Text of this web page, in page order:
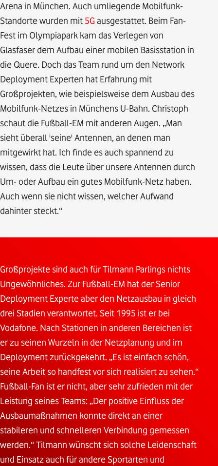
Arena in München. Auch umliegende Mobilfunk-
Standorte wurden mit 5G ausgestattet. Beim Fan-
Fest im Olympiapark kam das Verlegen von
Glasfaser dem Aufbau einer mobilen Basisstation in
die Quere. Doch das Team rund um den Network
Deployment Experten hat Erfahrung mit
Großprojekten, wie beispielsweise dem Ausbau des
Mobilfunk-Netzes in Münchens U-Bahn. Christoph
schaut die Fußball-EM mit anderen Augen. „Man
sieht überall 'seine' Antennen, an denen man
mitgewirkt hat. Ich finde es auch spannend zu
wissen, dass die Leute über unsere Antennen durch
Um- oder Aufbau ein gutes Mobilfunk-Netz haben.
Auch wenn sie nicht wissen, welcher Aufwand
dahinter steckt.“
Großprojekte sind auch für Tilmann Parlings nichts
Ungewöhnliches. Zur Fußball-EM hat der Senior
Deployment Experte aber den Netzausbau in gleich
drei Stadien verantwortet. Seit 1995 ist er bei
Vodafone. Nach Stationen in anderen Bereichen ist
er zu seinen Wurzeln in der Netzplanung und im
Deployment zurückgekehrt. „Es ist einfach schön,
seine Arbeit so handfest vor sich realisiert zu sehen.“
Fußball-Fan ist er nicht, aber sehr zufrieden mit der
Leistung seines Teams: „Der positive Einfluss der
Ausbaumaßnahmen konnte direkt an einer
stabileren und schnelleren Verbindung gemessen
werden.“ Tilmann wünscht sich solche Leidenschaft
und Einsatz auch für andere Sportarten und